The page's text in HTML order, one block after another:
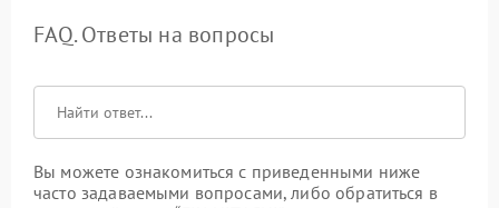
FAQ. Ответы на вопросы
Вы можете ознакомиться с приведенными ниже
часто задаваемыми вопросами, либо обратиться в